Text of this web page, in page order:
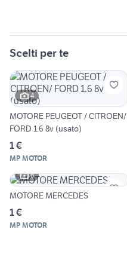
Scelti per te
4
MOTORE PEUGEOT / CITROEN/
FORD 1.6 8v (usato)
1 €
MP MOTOR
6
MOTORE MERCEDES
1 €
MP MOTOR